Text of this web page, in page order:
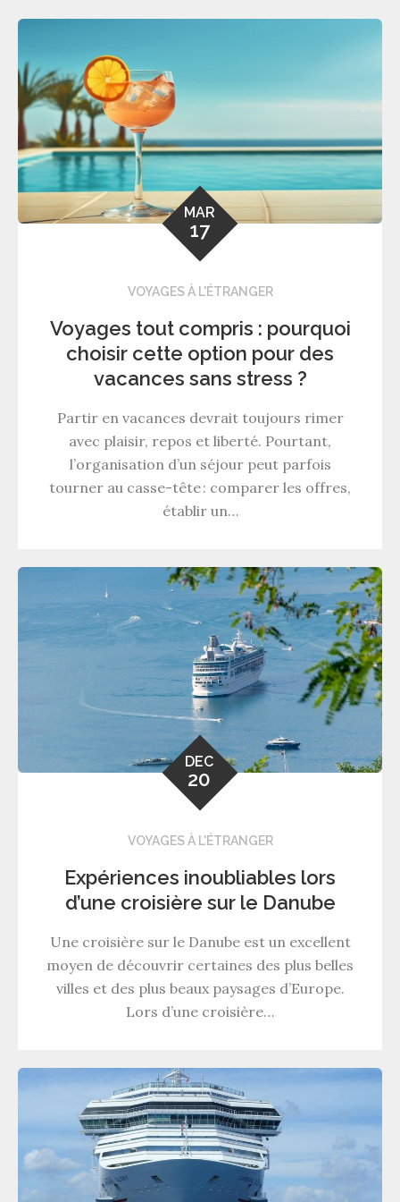
MAR
17
VOYAGES À L'ÉTRANGER
Voyages tout compris : pourquoi
choisir cette option pour des
vacances sans stress ?
Partir en vacances devrait toujours rimer
avec plaisir, repos et liberté. Pourtant,
l’organisation d’un séjour peut parfois
tourner au casse-tête : comparer les offres,
établir un…
DEC
20
VOYAGES À L'ÉTRANGER
Expériences inoubliables lors
d’une croisière sur le Danube
Une croisière sur le Danube est un excellent
moyen de découvrir certaines des plus belles
villes et des plus beaux paysages d’Europe.
Lors d’une croisière…